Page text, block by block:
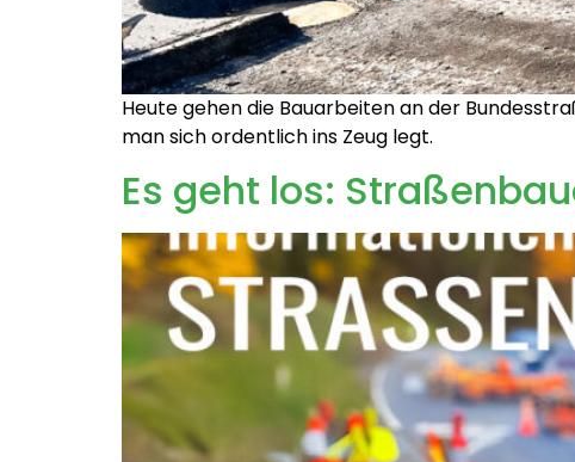
Heute gehen die Bauarbeiten an der
man sich ordentlich ins Zeug legt.
Es geht los: